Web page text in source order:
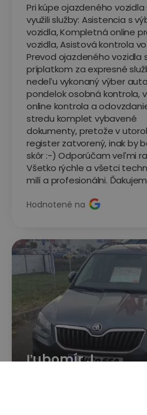
Pri kúpe ojazdeného
využili služby: Asistencia s
vozidla, Kompletná online
vozidla, Asistová kontrola
Prevod ojazdeného vozidla
príplatkom za expresné
nedeľu vykonaný výber
pondelok osobná kontrola,
online kontrola a
stredu komplet vybavené
dokumenty, pretože v
register zatvorený, inak by
skôr :-) Odporúčam veľmi
Všetko rýchle a všetci
milí a profesionálni.
Hodnotené na
Ľubomír J.